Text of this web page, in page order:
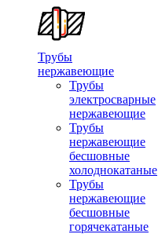
Трубы
нержавеющие
Трубы
электросварные
нержавеющие
Трубы
нержавеющие
бесшовные
холоднокатаные
Трубы
нержавеющие
бесшовные
горячекатаные